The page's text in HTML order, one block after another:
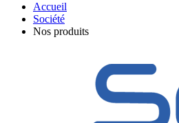
Accueil
Société
Nos produits